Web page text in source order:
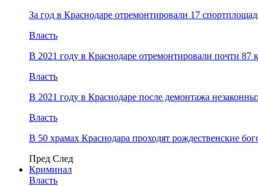
За год в Краснодаре отремонтировали 17
Власть
В 2021 году в Краснодаре отремонтировали почти
Власть
В 2021 году в Краснодаре после демонтажа
Власть
В 50 храмах Краснодара проходят рождественские
Пред След
Криминал
Власть